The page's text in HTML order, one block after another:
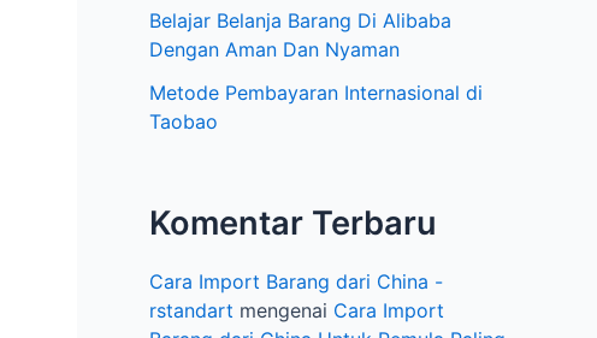
lBelajar Belanja Barang Di Alibaba
Dengan Aman Dan Nyaman
Metode Pembayaran Internasional di
Taobao
Komentar Terbaru
Cara Import Barang dari China -
rstandart mengenai Cara Import